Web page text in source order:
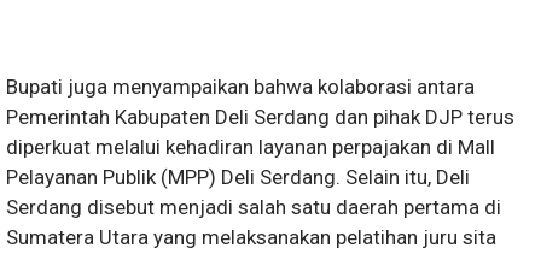
Bupati juga menyampaikan bahwa kolaborasi antara
Pemerintah Kabupaten Deli Serdang dan pihak DJP terus
diperkuat melalui kehadiran layanan perpajakan di Mall
Pelayanan Publik (MPP) Deli Serdang. Selain itu, Deli
Serdang disebut menjadi salah satu daerah pertama di
Sumatera Utara yang melaksanakan pelatihan juru sita